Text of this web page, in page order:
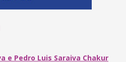
e Pedro Luis Saraiva Chakur